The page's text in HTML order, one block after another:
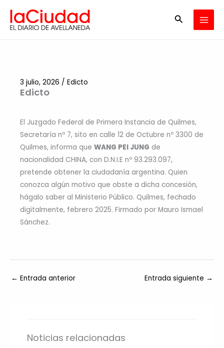
contenido
Buscar
Edicto
3 julio, 2026 / Edicto
El Juzgado Federal de Primera Instancia de Quilmes,
Secretaría nº 7, sito en calle 12 de Octubre nº 3300 de
Quilmes, informa que WANG PEI JUNG de
nacionalidad CHINA, con D.N.I.E nº 93.293.097,
pretende obtener la ciudadanía argentina. Quien
conozca algún motivo que obste a dicha concesión,
hágalo saber al Ministerio Público. Quilmes, fechado
digitalmente, febrero 2025. Firmado por Mauro Ismael
Sánchez.
← Entrada anterior Entrada siguiente →
Noticias relacionadas